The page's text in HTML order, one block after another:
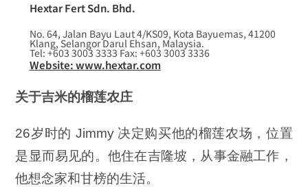
Hextar Fert Sdn. Bhd.
No. 64, Jalan Bayu Laut 4/KS09, Kota Bayuemas, 41200
Klang, Selangor Darul Ehsan, Malaysia.
Tel: +603 3003 3333 Fax: +603 3003 3336
Website: www.hextar.com
关于吉米的榴莲农庄
26岁时的 Jimmy 决定购买他的榴莲农场，位置
是显而易见的。他住在吉隆坡，从事金融工作，
他想念家和甘榜的生活。